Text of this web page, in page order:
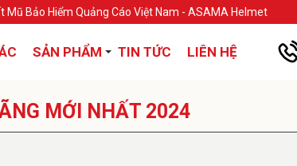
Mũ Bảo Hiểm Quảng Cáo Việt Nam - ASAMA Helmet
SẢN PHẨM TIN TỨC LIÊN HỆ
MỚI NHẤT 2024